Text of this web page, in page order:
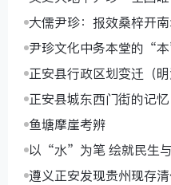
大儒尹珍：报效桑梓开
尹珍文化中务本堂的“本
正安县行政区划变迁（明
正安县城东西门街的记忆
鱼塘摩崖考辨
以“水”为笔 绘就民生
遵义正安发现贵州现存